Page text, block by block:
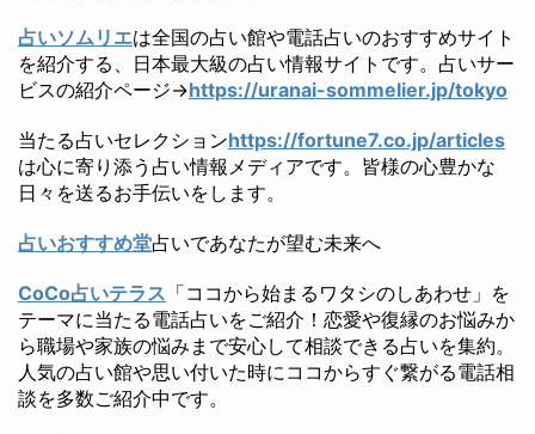
占いソムリエは全国の占い館や電話占いのおすすめサイト
を紹介する、日本最大級の占い情報サイトです。占いサー
ビスの紹介ページ→https://uranai-sommelier.jp/tokyo
当たる占いセレクションhttps://fortune7.co.jp/articles
は心に寄り添う占い情報メディアです。皆様の心豊かな
日々を送るお手伝いをします。
占いおすすめ堂占いであなたが望む未来へ
CoCo占いテラス 「ココから始まるワタシのしあわせ」を
テーマに当たる電話占いをご紹介！恋愛や復縁のお悩みか
ら職場や家族の悩みまで安心して相談できる占いを集約。
人気の占い館や思い付いた時にココからすぐ繋がる電話相
談を多数ご紹介中です。